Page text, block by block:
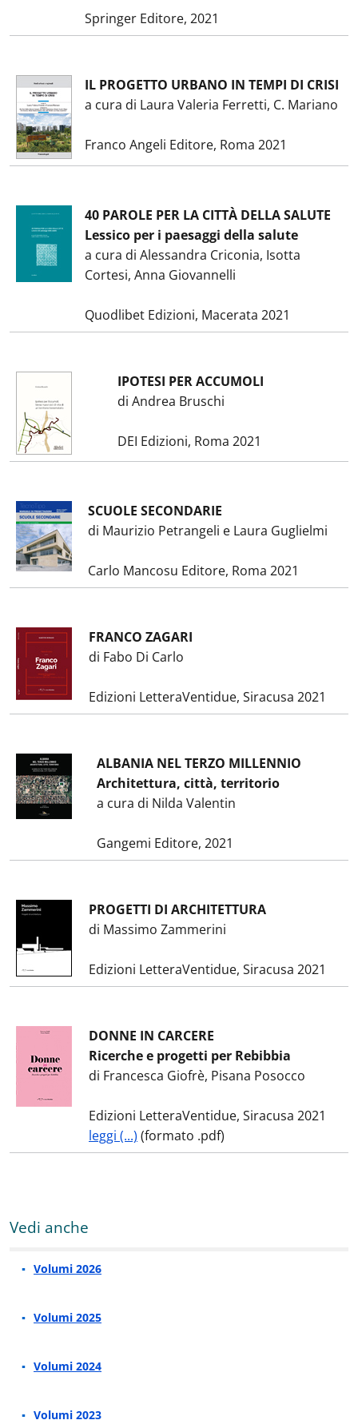
Springer Editore, 2021
IL PROGETTO URBANO IN TEMPI DI CRISI
a cura di Laura Valeria Ferretti, C. Mariano
Franco Angeli Editore, Roma 2021
40 PAROLE PER LA CITTÀ DELLA SALUTE
Lessico per i paesaggi della salute
a cura di Alessandra Criconia, Isotta
Cortesi, Anna Giovannelli
Quodlibet Edizioni, Macerata 2021
IPOTESI PER ACCUMOLI
di Andrea Bruschi
DEI Edizioni, Roma 2021
SCUOLE SECONDARIE
di Maurizio Petrangeli e Laura Guglielmi
Carlo Mancosu Editore, Roma 2021
FRANCO ZAGARI
di Fabo Di Carlo
Edizioni LetteraVentidue, Siracusa 2021
ALBANIA NEL TERZO MILLENNIO
Architettura, città, territorio
a cura di Nilda Valentin
Gangemi Editore, 2021
PROGETTI DI ARCHITETTURA
di Massimo Zammerini
Edizioni LetteraVentidue, Siracusa 2021
DONNE IN CARCERE
Ricerche e progetti per Rebibbia
di Francesca Giofrè, Pisana Posocco
Edizioni LetteraVentidue, Siracusa 2021
leggi (...) (formato .pdf)
Vedi anche
Volumi 2026
Volumi 2025
Volumi 2024
Volumi 2023